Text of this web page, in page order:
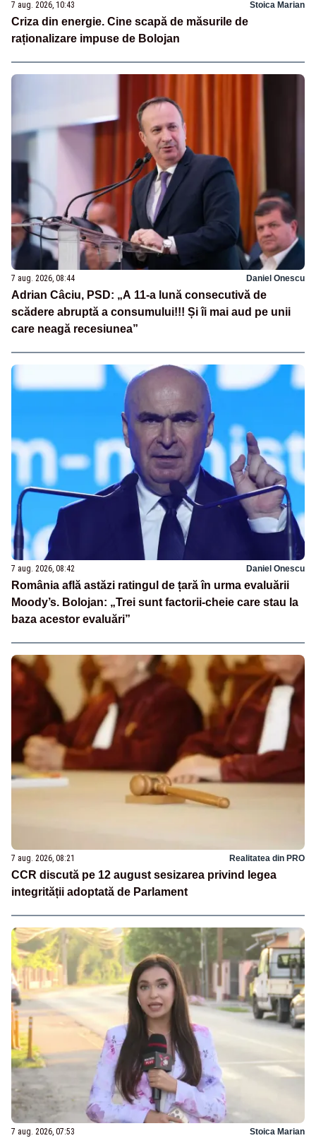
7 aug. 2026, 10:43 Stoica Marian
Criza din energie. Cine scapă de măsurile de
raționalizare impuse de Bolojan
7 aug. 2026, 08:44 Daniel Onescu
Adrian Câciu, PSD: „A 11-a lună consecutivă de
scădere abruptă a consumului!!! Și îi mai aud pe unii
care neagă recesiunea”
7 aug. 2026, 08:42 Daniel Onescu
România află astăzi ratingul de țară în urma evaluării
Moody’s. Bolojan: „Trei sunt factorii-cheie care stau la
baza acestor evaluări”
7 aug. 2026, 08:21 Realitatea din PRO
CCR discută pe 12 august sesizarea privind legea
integrității adoptată de Parlament
7 aug. 2026, 07:53 Stoica Marian